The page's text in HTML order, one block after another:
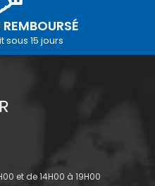
sous 15 jours
et de 14H00 à 19H00